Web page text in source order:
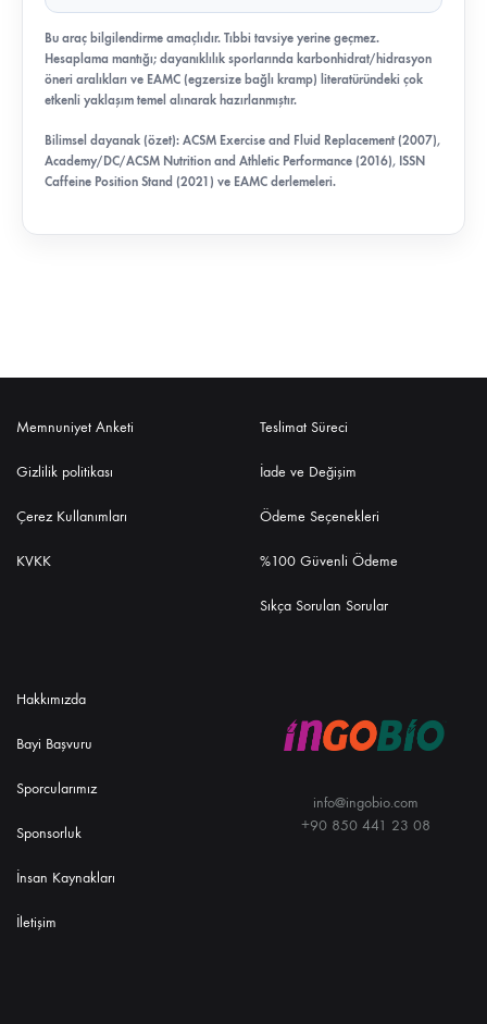
Bu araç bilgilendirme amaçlıdır. Tıbbi tavsiye yerine geçmez.
Hesaplama mantığı; dayanıklılık sporlarında karbonhidrat/hidrasyon
öneri aralıkları ve EAMC (egzersize bağlı kramp) literatüründeki çok
etkenli yaklaşım temel alınarak hazırlanmıştır.
Bilimsel dayanak (özet): ACSM Exercise and Fluid Replacement (2007),
Academy/DC/ACSM Nutrition and Athletic Performance (2016), ISSN
Caffeine Position Stand (2021) ve EAMC derlemeleri.
Memnuniyet Anketi
Gizlilik politikası
Çerez Kullanımları
KVKK
Teslimat Süreci
İade ve Değişim
Ödeme Seçenekleri
%100 Güvenli Ödeme
Sıkça Sorulan Sorular
Hakkımızda
Bayi Başvuru
Sporcularımız
Sponsorluk
İnsan Kaynakları
İletişim
info@ingobio.com
+90 850 441 23 08